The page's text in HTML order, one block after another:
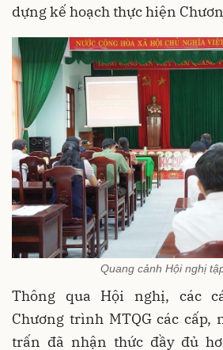
dựng kế hoạch thực hiện
Quang cảnh Hội nghị
Thông qua Hội nghị, các
Chương trình MTQG các cấp,
trấn đã nhận thức đầy đủ